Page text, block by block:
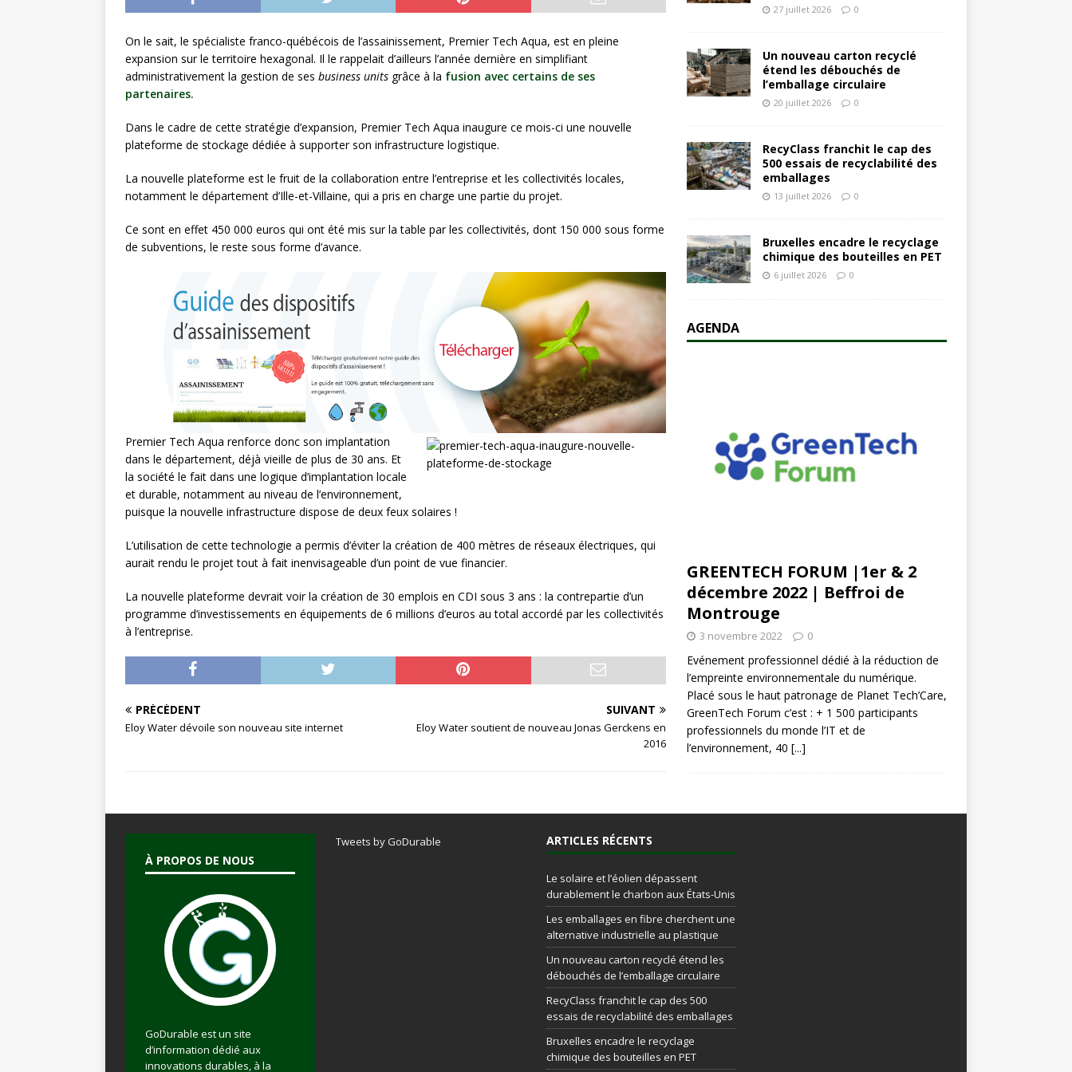
À L’INTERNATIONAL
[ 27 juillet 2026 ] Les emballages en fibre cherchent une alternative industrielle au
plastique
À L’INTERNATIONAL
On le sait, le spécialiste franco-québécois de l’assainissement, Premier Tech Aqua, est en pleine
expansion sur le territoire hexagonal. Il le rappelait d’ailleurs l’année dernière en simplifiant
administrativement la gestion de ses business units grâce à la fusion avec certains de ses
partenaires.
Dans le cadre de cette stratégie d’expansion, Premier Tech Aqua inaugure ce mois-ci une nouvelle
plateforme de stockage dédiée à supporter son infrastructure logistique.
La nouvelle plateforme est le fruit de la collaboration entre l’entreprise et les collectivités locales,
notamment le département d’Ille-et-Villaine, qui a pris en charge une partie du projet.
Ce sont en effet 450 000 euros qui ont été mis sur la table par les collectivités, dont 150 000 sous forme
de subventions, le reste sous forme d’avance.
Premier Tech Aqua renforce donc son implantation
dans le département, déjà vieille de plus de 30 ans. Et
la société le fait dans une logique d’implantation locale
et durable, notamment au niveau de l’environnement,
puisque la nouvelle infrastructure dispose de deux feux solaires !
L’utilisation de cette technologie a permis d’éviter la création de 400 mètres de réseaux électriques, qui
aurait rendu le projet tout à fait inenvisageable d’un point de vue financier.
La nouvelle plateforme devrait voir la création de 30 emplois en CDI sous 3 ans : la contrepartie d’un
programme d’investissements en équipements de 6 millions d’euros au total accordé par les collectivités
à l’entreprise.
PRÉCÉDENT
Eloy Water dévoile son nouveau site internet
SUIVANT
Eloy Water soutient de nouveau Jonas Gerckens en
2016
27 juillet 2026 0
Un nouveau carton recyclé
étend les débouchés de
l’emballage circulaire
20 juillet 2026 0
RecyClass franchit le cap des
500 essais de recyclabilité des
emballages
13 juillet 2026 0
Bruxelles encadre le recyclage
chimique des bouteilles en PET
6 juillet 2026 0
AGENDA
GREENTECH FORUM |1er & 2
décembre 2022 | Beffroi de
Montrouge
3 novembre 2022 0
Evénement professionnel dédié à la réduction de
l’empreinte environnementale du numérique.
Placé sous le haut patronage de Planet Tech’Care,
GreenTech Forum c’est : + 1 500 participants
professionnels du monde l’IT et de
l’environnement, 40 [...]
À PROPOS DE NOUS
GoDurable est un site
d’information dédié aux
innovations durables, à la
Tweets by GoDurable ARTICLES RÉCENTS
Le solaire et l’éolien dépassent
durablement le charbon aux États-Unis
Les emballages en fibre cherchent une
alternative industrielle au plastique
Un nouveau carton recyclé étend les
débouchés de l’emballage circulaire
RecyClass franchit le cap des 500
essais de recyclabilité des emballages
Bruxelles encadre le recyclage
chimique des bouteilles en PET